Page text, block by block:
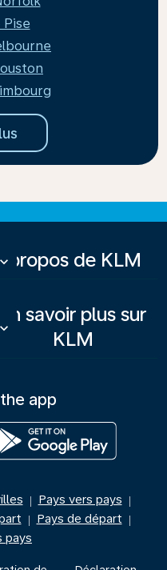
À propos de KLM
keyboard_arrow_down
En savoir plus sur
KLM
keyboard_arrow_down
app
| Pays vers pays |
| Pays de départ |
pays